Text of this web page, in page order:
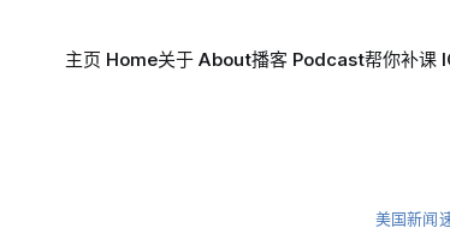
主页 Home关于 About播客 Podcast帮你补课
美国新闻